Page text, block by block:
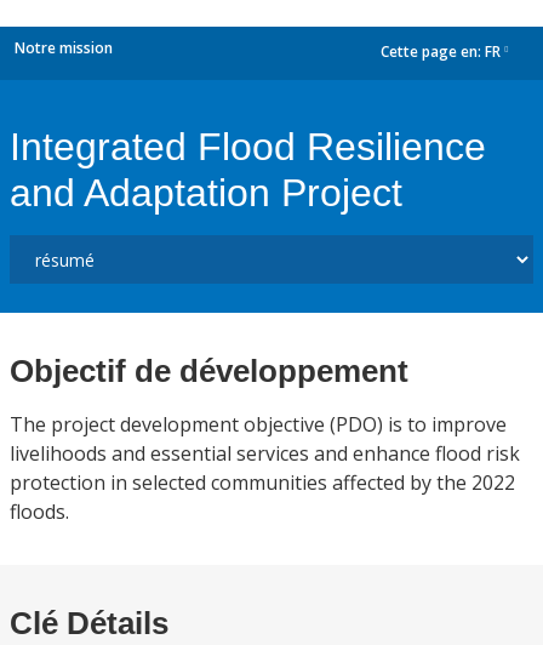
Notre mission Cette page en: FR
Integrated Flood Resilience
and Adaptation Project
Objectif de développement
The project development objective (PDO) is to improve
livelihoods and essential services and enhance flood risk
protection in selected communities affected by the 2022
floods.
Clé Détails